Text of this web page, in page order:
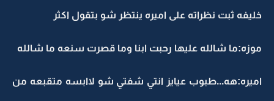
خليفه ثبت نظراته على اميره ينتظر شو بتقول اكثر
موزه:ما شالله عليها رحبت ابنا وما قصرت سنعه ما شالله
اميره:هه...طبوب عيايز انتي شفتي شو لاابسه متقبعه من